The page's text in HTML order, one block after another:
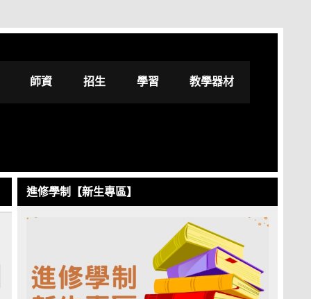
學士學位學程
師資 招生 學習 教學器材
進修學制【新生專區】